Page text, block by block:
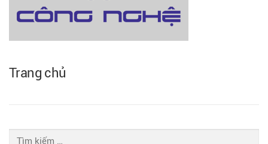
Trang chủ
Tìm